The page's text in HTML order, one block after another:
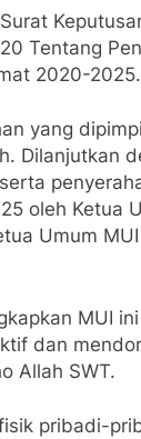
Tentang
2020-2025.
yang
Dilanjutkan
oleh Ketua
Umum
MUI
dan
Allah SWT.
pribadi-